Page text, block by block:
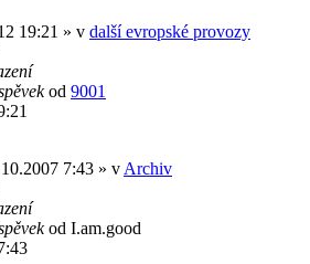
19:21 » v další evropské provozy
od 9001
7:43 » v Archiv
od I.am.good